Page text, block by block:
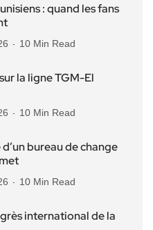
: quand les fans
10 Min Read
la ligne TGM-El
10 Min Read
bureau de change
10 Min Read
international de la